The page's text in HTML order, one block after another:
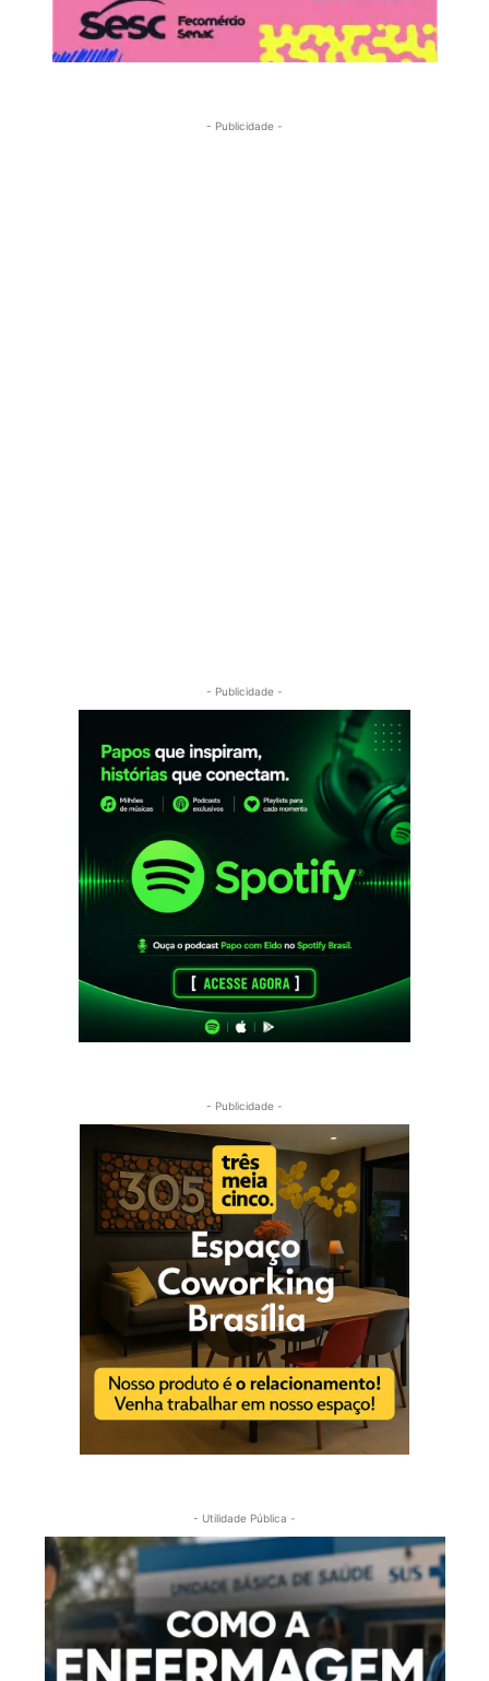
- Publicidade -
- Publicidade -
- Publicidade -
- Utilidade Pública -